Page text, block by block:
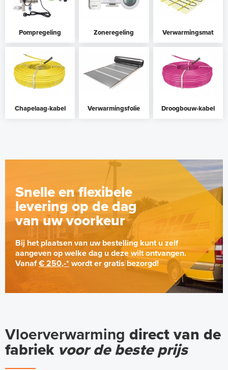
Pompregeling Zoneregeling Verwarmingsmat
Chapelaag-kabel Verwarmingsfolie Droogbouw-kabel
Snelle en flexibele
levering op de dag
van uw voorkeur
Bij het plaatsen van uw bestelling kunt u zelf
aangeven op welke dag u deze wilt ontvangen.
Vanaf€ 250,-* wordt er gratis bezorgd!
Vloerverwarming direct van de
fabriek voor de beste prijs